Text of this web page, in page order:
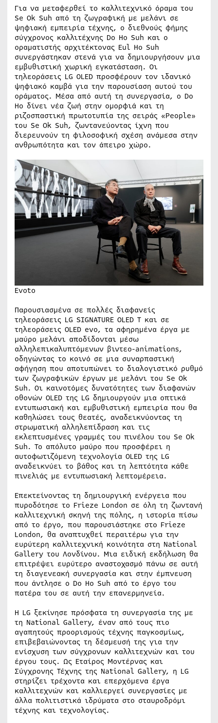
Για να μεταφερθεί το καλλιτεχνικό όραμα του
Se Ok Suh από τη ζωγραφική με μελάνι σε
ψηφιακή εμπειρία τέχνης, ο διεθνούς φήμης
σύγχρονος καλλιτέχνης Do Ho Suh και ο
οραματιστής αρχιτέκτονας Eul Ho Suh
συνεργάστηκαν στενά για να δημιουργήσουν μια
εμβυθιστική χωρική εγκατάσταση. Οι
τηλεοράσεις LG OLED προσφέρουν τον ιδανικό
ψηφιακό καμβά για την παρουσίαση αυτού του
οράματος. Μέσα από αυτή τη συνεργασία, ο Do
Ho δίνει νέα ζωή στην ομορφιά και τη
ριζοσπαστική πρωτοτυπία της σειράς «People»
του Se Ok Suh, ζωντανεύοντας ίχνη που
διερευνούν τη φιλοσοφική σχέση ανάμεσα στην
ανθρωπότητα και τον άπειρο χώρο.
Evoto
Παρουσιασμένα σε πολλές διαφανείς
τηλεοράσεις LG SIGNATURE OLED T και σε
τηλεοράσεις OLED evo, τα αφηρημένα έργα με
μαύρο μελάνι αποδίδονται μέσω
αλληλεπικαλυπτόμενων βιντεο-animations,
οδηγώντας το κοινό σε μια συναρπαστική
αφήγηση που αποτυπώνει το διαλογιστικό ρυθμό
των ζωγραφικών έργων με μελάνι του Se Ok
Suh. Οι καινοτόμες δυνατότητες των διαφανών
οθονών OLED της LG δημιουργούν μια οπτικά
εντυπωσιακή και εμβυθιστική εμπειρία που θα
καθηλώσει τους θεατές, αναδεικνύοντας τη
στρωματική αλληλεπίδραση και τις
εκλεπτυσμένες γραμμές του πινέλου του Se Ok
Suh. Το απόλυτο μαύρο που προσφέρει η
αυτοφωτιζόμενη τεχνολογία OLED της LG
αναδεικνύει το βάθος και τη λεπτότητα κάθε
πινελιάς με εντυπωσιακή λεπτομέρεια.
Επεκτείνοντας τη δημιουργική ενέργεια που
πυροδότησε το Frieze London σε όλη τη ζωντανή
καλλιτεχνική σκηνή της πόλης, η ιστορία πίσω
από το έργο, που παρουσιάστηκε στο Frieze
London, θα αναπτυχθεί περαιτέρω για την
ευρύτερη καλλιτεχνική κοινότητα στη National
Gallery του Λονδίνου. Μια ειδική εκδήλωση θα
επιτρέψει ευρύτερο αναστοχασμό πάνω σε αυτή
τη διαγενεακή συνεργασία και στην έμπνευση
που άντλησε ο Do Ho Suh από το έργο του
πατέρα του σε αυτή την επανερμηνεία.
Η LG ξεκίνησε πρόσφατα τη συνεργασία της με
τη National Gallery, έναν από τους πιο
αγαπητούς προορισμούς τέχνης παγκοσμίως,
επιβεβαιώνοντας τη δέσμευσή της για την
ενίσχυση των σύγχρονων καλλιτεχνών και του
έργου τους. Ως Εταίρος Μοντέρνας και
Σύγχρονης Τέχνης της National Gallery, η LG
στηρίζει τρέχοντα και επερχόμενα έργα
καλλιτεχνών και καλλιεργεί συνεργασίες με
άλλα πολιτιστικά ιδρύματα στο σταυροδρόμι
τέχνης και τεχνολογίας.